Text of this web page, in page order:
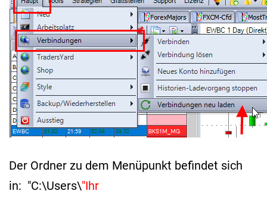
Der Ordner zu dem Menüpunkt befindet sich
in: "C:\Users\"Ihr